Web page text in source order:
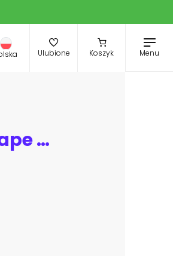
Ulubione Koszyk Menu
Long exposure seascape fine art photograph of pier on a sunrise in Paphos, Cyprus